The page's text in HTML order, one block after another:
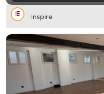
Inspire